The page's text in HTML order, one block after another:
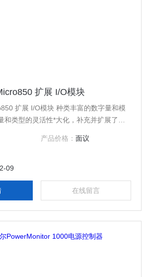
扩展 I/O模块
扩展 I/O模块 种类丰富的数字量和模
和类型的灵活性*大化，补充并扩展了
模块 （ 包括高精度热电阻和热电偶模
产品价格： 面议
09
在线留言